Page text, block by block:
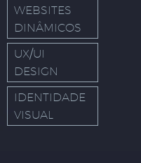
WEBSITES
DINÂMICOS
UX/UI
DESIGN
IDENTIDADE
VISUAL